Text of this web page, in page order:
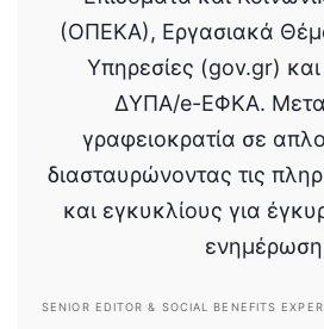
(ΟΠΕΚΑ), Εργασιακά
Υπηρεσίες (gov.gr) και
ΔΥΠΑ/e-ΕΦΚΑ.
γραφειοκρατία σε
διασταυρώνοντας τις
και εγκυκλίους για
SENIOR EDITOR & SOCIAL BENEFITS